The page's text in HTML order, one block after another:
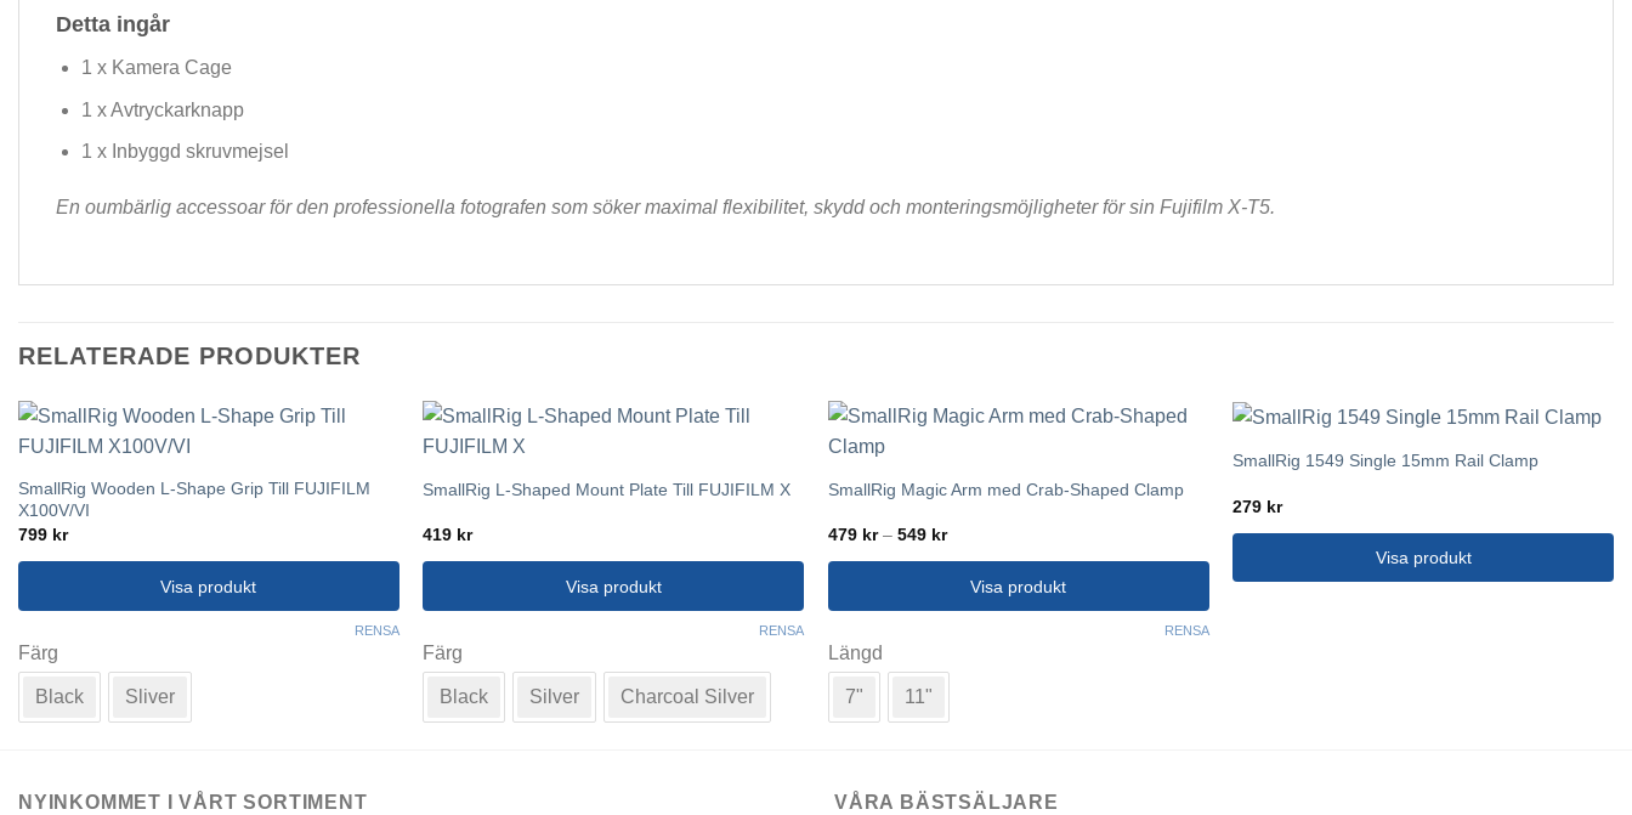
Detta ingår
1 x Kamera Cage
1 x Avtryckarknapp
1 x Inbyggd skruvmejsel
En oumbärlig accessoar för den professionella fotografen som söker maximal flexibilitet, skydd och monteringsmöjligheter för sin Fujifilm X-T5.
RELATERADE PRODUKTER
SmallRig Wooden L-Shape Grip Till FUJIFILM
X100V/VI
799 kr
Visa produkt
här
har
De
Färg
Black Sliver
RENSA
SmallRig L-Shaped Mount Plate Till FUJIFILM X
419 kr
Visa produkt
här
har
Färg
Black Silver Charcoal Silver
RENSA
SmallRig Magic Arm med Crab-Shaped Clamp
479 kr – 549 krPrisintervall:
till
549 kr
Visa produkt
här
har
De
Längd
7" 11"
RENSA
SmallRig 1549 Single 15mm Rail Clamp
279 kr
Visa produkt
NYINKOMMET I VÅRT SORTIMENT VÅRA BÄSTSÄLJARE